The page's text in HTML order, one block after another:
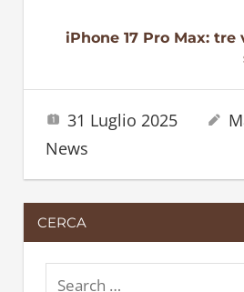
iPhone 17 Pro Max:
31 Luglio 2025
News
CERCA